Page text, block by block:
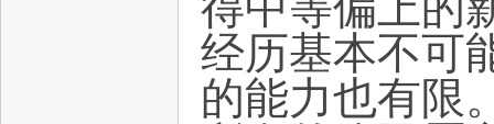
经历基本不可
的能力也有限